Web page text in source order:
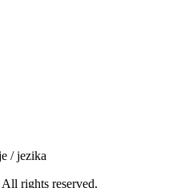
/ jezika
All rights reserved.